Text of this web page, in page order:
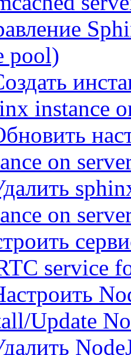
pool)
instance
on
on
service
Update